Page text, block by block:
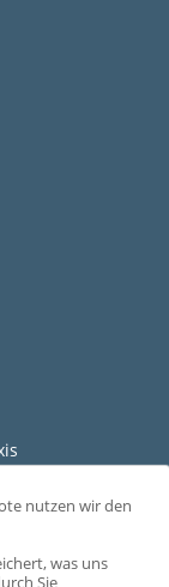
nutzen wir den
was uns
Sie